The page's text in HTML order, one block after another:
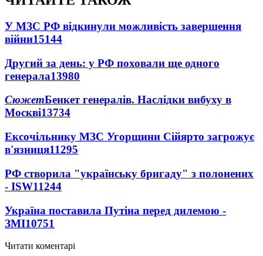
У МЗС РФ відкинули можливість завершення
війни15144
Другий за день: у РФ поховали ще одного
генерала13980
СюжетБенкет генералів. Наслідки вибуху в
Москві13734
Ексочільнику МЗС Угорщини Сійярто загрожує
в'язниця11295
РФ створила "українську бригаду" з полонених
- ISW11244
Україна поставила Путіна перед дилемою -
ЗМІ10751
Читати коментарі